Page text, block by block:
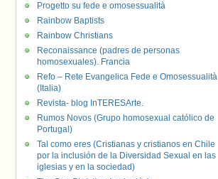
Progetto su fede e omosessualità
Rainbow Baptists
Rainbow Christians
Reconaissance (padres de personas
homosexuales). Francia
Refo – Rete Evangelica Fede e Omosessualità
(Italia)
Revista- blog InTERESArte.
Rumos Novos (Grupo homosexual católico de
Portugal)
Tal como eres (Cristianas y cristianos en Chile
por la inclusión de la Diversidad Sexual en las
iglesias y en la sociedad)